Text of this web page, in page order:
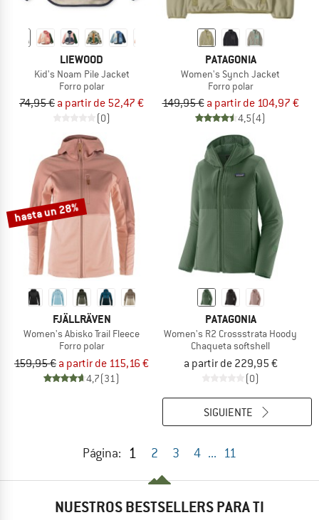
LIEWOOD
Kid's Noam Pile Jacket
Forro polar
74,95 € a partir de 52,47 €
(0)
PATAGONIA
Women's Synch Jacket
Forro polar
149,95 € a partir de 104,97 €
4,5(4)
hasta un 28%
FJÄLLRÄVEN
Women's Abisko Trail Fleece
Forro polar
159,95 € a partir de 115,16 €
4,7(31)
PATAGONIA
Women's R2 Crossstrata Hoody
Chaqueta softshell
a partir de 229,95 €
(0)
Página: 1 2 3 4 ... 11
SIGUIENTE
NUESTROS BESTSELLERS PARA TI